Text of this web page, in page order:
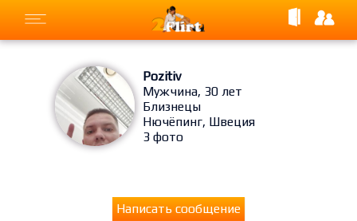
Pozitiv
Мужчина, 30 лет
Близнецы
Нючёпинг, Швеция
3 фото
Написать сообщение